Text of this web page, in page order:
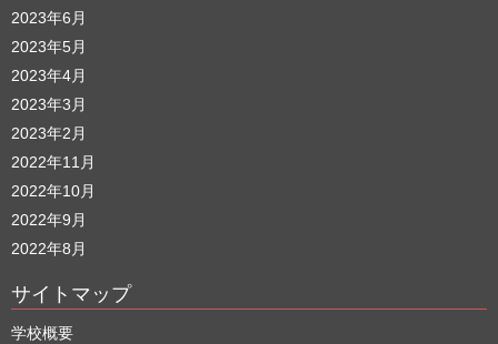
2023年6月
2023年5月
2023年4月
2023年3月
2023年2月
2022年11月
2022年10月
2022年9月
2022年8月
サイトマップ
学校概要